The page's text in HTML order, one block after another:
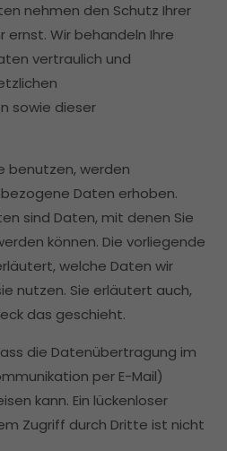
nehmen den Schutz Ihrer
ernst. Wir behandeln Ihre
vertraulich und
sowie dieser
benutzen, werden
Daten erhoben.
sind Daten, mit denen Sie
können. Die vorliegende
welche Daten wir
nutzen. Sie erläutert auch,
das geschieht.
die Datenübertragung im
per E-Mail)
kann. Ein lückenloser
Zugriff durch Dritte ist nicht